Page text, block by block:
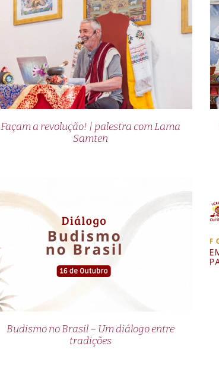
Façam a revolução! | palestra com Lama
Samten
Budismo no Brasil – Um diálogo entre
tradições